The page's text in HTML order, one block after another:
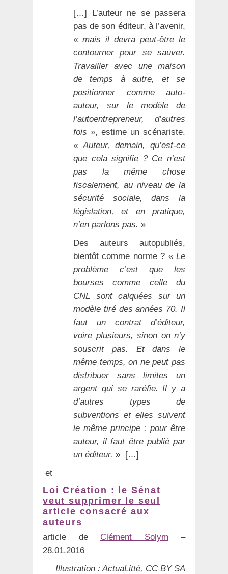
[…] L’auteur ne se passera
pas de son éditeur, à l’avenir,
« mais il devra peut-être le
contourner pour se sauver.
Travailler avec une maison
de temps à autre, et se
positionner comme auto-
auteur, sur le modèle de
l’autoentrepreneur, d’autres
fois », estime un scénariste.
« Auteur, demain, qu’est-ce
que cela signifie ? Ce n’est
pas la même chose
fiscalement, au niveau de la
sécurité sociale, dans la
législation, et en pratique,
n’en parlons pas. »
Des auteurs autopubliés,
bientôt comme norme ? « Le
problème c’est que les
bourses comme celle du
CNL sont calquées sur un
modèle tiré des années 70. Il
faut un contrat d’éditeur,
voire plusieurs, sinon on n’y
souscrit pas. Et dans le
même temps, on ne peut pas
distribuer sans limites un
argent qui se raréfie. Il y a
d’autres types de
subventions et elles suivent
le même principe : pour être
auteur, il faut être publié par
un éditeur. » […]
et
Loi Création : le Sénat
veut supprimer le seul
article consacré aux
auteurs
article de Clément Solym –
28.01.2016
Illustration : ActuaLitté, CC BY SA